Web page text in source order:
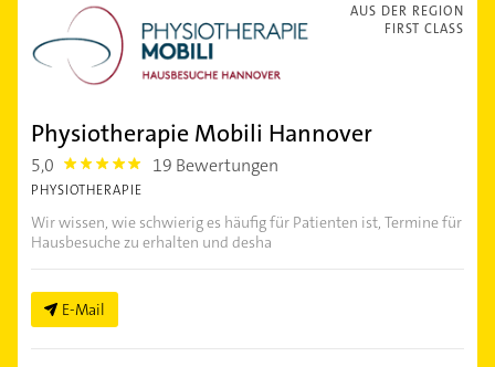
AUS DER REGION
FIRST CLASS
Physiotherapie Mobili Hannover
5,0 5.0 19 Bewertungen
PHYSIOTHERAPIE
Wir wissen, wie schwierig es häufig für Patienten ist, Termine für
Hausbesuche zu erhalten und desha
E-Mail